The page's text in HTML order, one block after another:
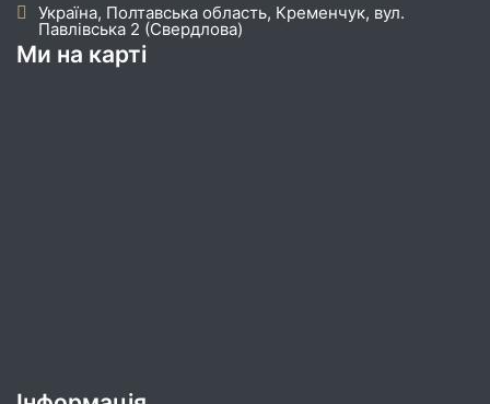
Україна, Полтавська область, Кременчук, вул.
Павлівська 2 (Свердлова)
Ми на карті